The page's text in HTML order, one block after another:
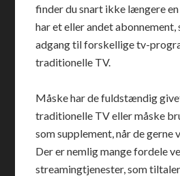
finder du snart ikke længere
har et eller andet abonnement,
adgang til forskellige tv-
traditionelle TV.
Måske har de fuldstændig
traditionelle TV eller måske
som supplement, når de gerne
Der er nemlig mange fordele
streamingtjenester, som